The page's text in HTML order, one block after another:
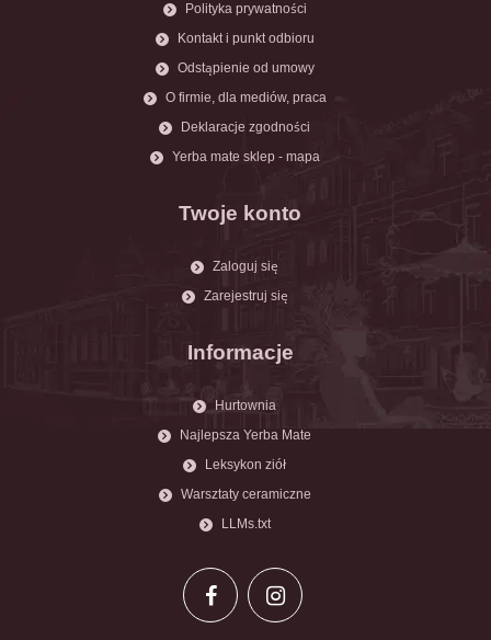
Polityka prywatności
Kontakt i punkt odbioru
Odstąpienie od umowy
O firmie, dla mediów, praca
Deklaracje zgodności
Yerba mate sklep - mapa
Twoje konto
Zaloguj się
Zarejestruj się
Informacje
Hurtownia
Najlepsza Yerba Mate
Leksykon ziół
Warsztaty ceramiczne
LLMs.txt